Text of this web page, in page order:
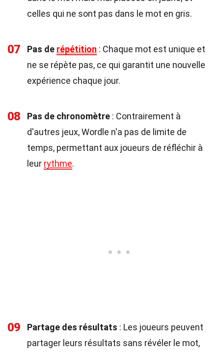
celles qui ne sont pas dans le mot en gris.
07 Pas de répétition : Chaque mot est unique et
ne se répète pas, ce qui garantit une nouvelle
expérience chaque jour.
08 Pas de chronomètre : Contrairement à
d'autres jeux, Wordle n'a pas de limite de
temps, permettant aux joueurs de réfléchir à
leur rythme.
09 Partage des résultats : Les joueurs peuvent
partager leurs résultats sans révéler le mot,